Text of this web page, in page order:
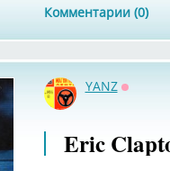
Комментарии (0)
YANZ
Eric